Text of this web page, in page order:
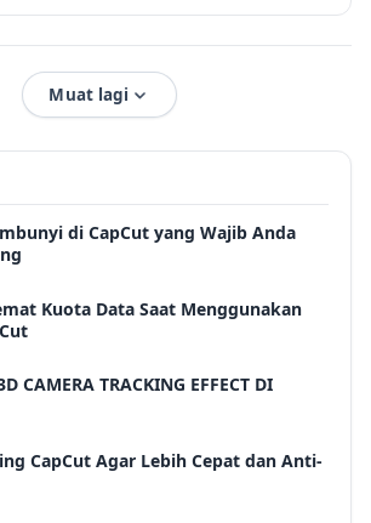
Muat lagi
di CapCut yang Wajib Anda
Kuota Data Saat Menggunakan
CAMERA TRACKING EFFECT DI
CapCut Agar Lebih Cepat dan Anti-